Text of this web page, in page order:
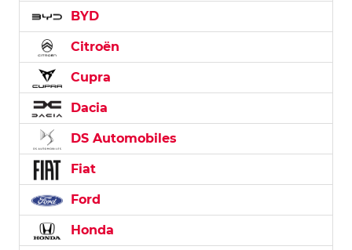
BYD
Citroën
Cupra
Dacia
DS Automobiles
Fiat
Ford
Honda